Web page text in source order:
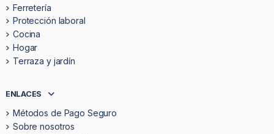
Ferretería
Protección laboral
Cocina
Hogar
Terraza y jardín
ENLACES
Métodos de Pago Seguro
Sobre nosotros